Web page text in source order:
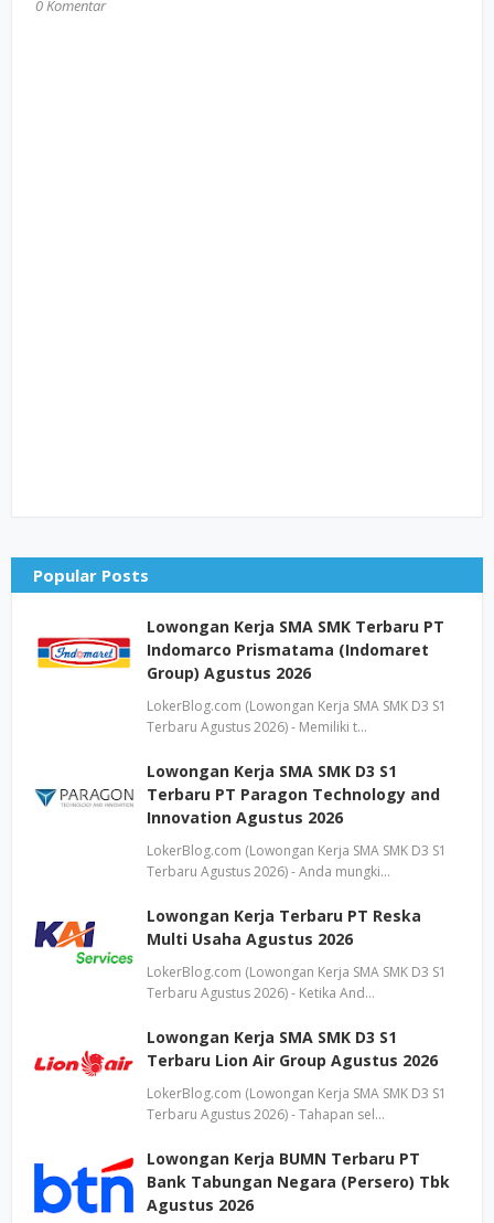
0 Komentar
Popular Posts
Lowongan Kerja SMA SMK Terbaru PT
Indomarco Prismatama (Indomaret
Group) Agustus 2026
LokerBlog.com (Lowongan Kerja SMA SMK D3 S1
Terbaru Agustus 2026) - Memiliki t…
Lowongan Kerja SMA SMK D3 S1
Terbaru PT Paragon Technology and
Innovation Agustus 2026
LokerBlog.com (Lowongan Kerja SMA SMK D3 S1
Terbaru Agustus 2026) - Anda mungki…
Lowongan Kerja Terbaru PT Reska
Multi Usaha Agustus 2026
LokerBlog.com (Lowongan Kerja SMA SMK D3 S1
Terbaru Agustus 2026) - Ketika And…
Lowongan Kerja SMA SMK D3 S1
Terbaru Lion Air Group Agustus 2026
LokerBlog.com (Lowongan Kerja SMA SMK D3 S1
Terbaru Agustus 2026) - Tahapan sel…
Lowongan Kerja BUMN Terbaru PT
Bank Tabungan Negara (Persero) Tbk
Agustus 2026